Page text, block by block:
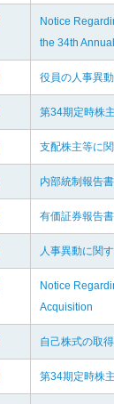
Notice
the 34th
役員の人事異
第34期定時株
支配株主等に
内部統制報告
有価証券報告
人事異動に関
Notice
Acquisition
自己株式の取
第34期定時株